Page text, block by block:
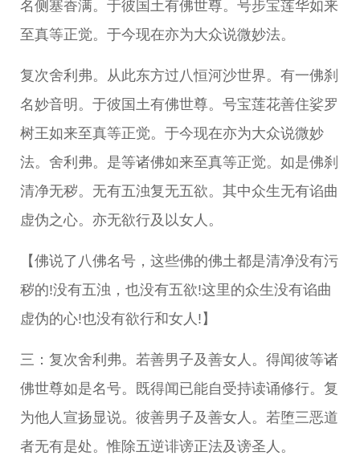
名侧塞香满。于彼国土有佛世尊。号步宝莲华如来
至真等正觉。于今现在亦为大众说微妙法。
复次舍利弗。从此东方过八恒河沙世界。有一佛刹
名妙音明。于彼国土有佛世尊。号宝莲花善住娑罗
树王如来至真等正觉。于今现在亦为大众说微妙
法。舍利弗。是等诸佛如来至真等正觉。如是佛刹
清净无秽。无有五浊复无五欲。其中众生无有谄曲
虚伪之心。亦无欲行及以女人。
【佛说了八佛名号，这些佛的佛土都是清净没有污
秽的!没有五浊，也没有五欲!这里的众生没有谄曲
虚伪的心!也没有欲行和女人!】
三：复次舍利弗。若善男子及善女人。得闻彼等诸
佛世尊如是名号。既得闻已能自受持读诵修行。复
为他人宣扬显说。彼善男子及善女人。若堕三恶道
者无有是处。惟除五逆诽谤正法及谤圣人。